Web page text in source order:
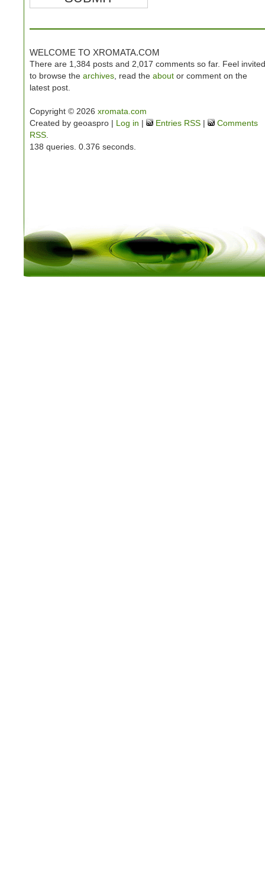
WELCOME TO XROMATA.COM
There are 1,384 posts and 2,017 comments so far. Feel invited
to browse the archives , read the about or comment on the
latest post.
Copyright © 2026 xromata.com
Created by geoaspro | Log in | Entries RSS |
Comments
RSS
138 queries. 0.376 seconds.